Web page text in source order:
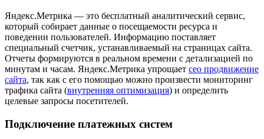
Яндекс.Метрика — это бесплатный аналитический сервис,
который собирает данные о посещаемости ресурса и
поведении пользователей. Информацию поставляет
специальный счетчик, устанавливаемый на страницах сайта.
Отчеты формируются в реальном времени с детализацией по
минутам и часам. Яндекс.Метрика упрощает сео продвижение
сайта, так как с его помощью можно произвести мониторинг
трафика сайта (внутренняя оптимизация) и определить
целевые запросы посетителей.
Подключение платежных систем